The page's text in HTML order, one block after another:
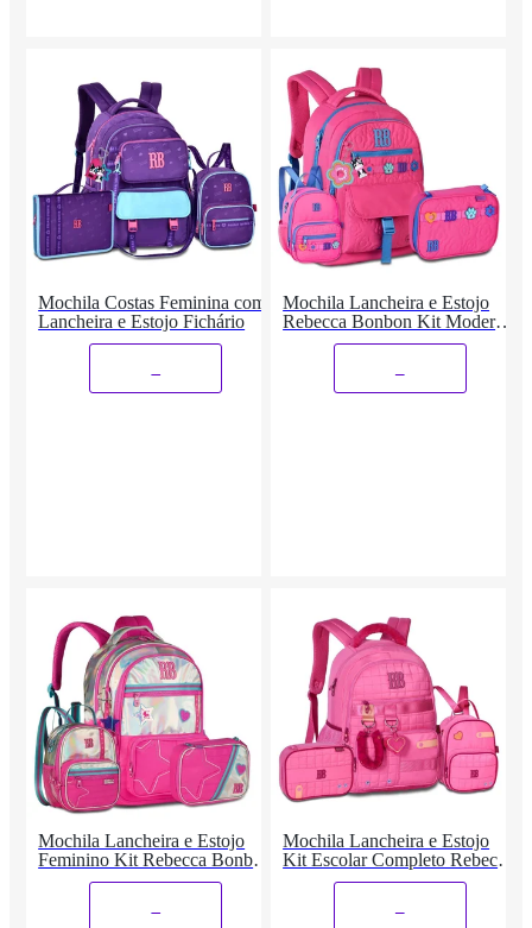
Mochila Costas Feminina com
Lancheira e Estojo Fichário
Mochila Lancheira e Estojo
Rebecca Bonbon Kit Moderno
Feminino
Mochila Lancheira e Estojo
Feminino Kit Rebecca Bonbon
Completo
Mochila Lancheira e Estojo
Kit Escolar Completo Rebecca
Bonbon